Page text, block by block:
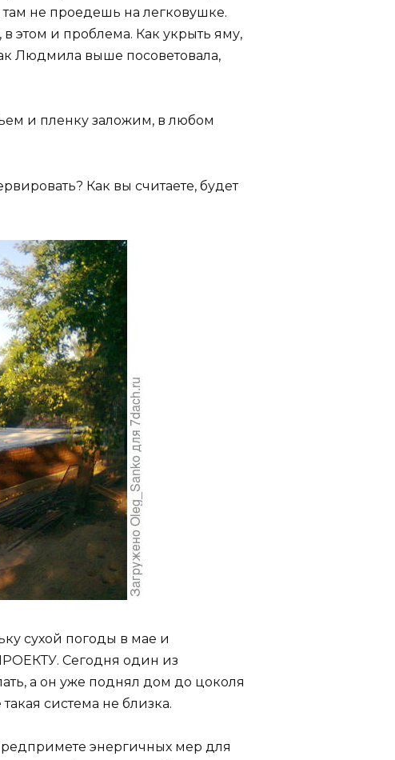
там не проедешь на легковушке.
этом и проблема. Как укрыть яму,
Людмила выше посоветовала,
и пленку заложим, в любом
Как вы считаете, будет
сухой погоды в мае и
Сегодня один из
а он уже поднял дом до цоколя
система не близка.
энергичных мер для